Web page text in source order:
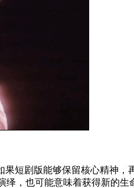
短剧版能够保留核心精神，
，也可能意味着获得新的生